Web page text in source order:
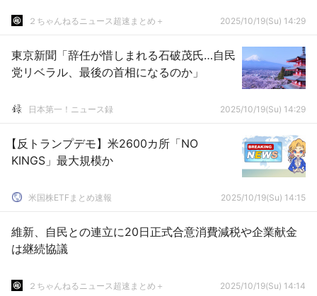
２ちゃんねるニュース超速まとめ＋ 2025/10/19(Su) 14:29
東京新聞「辞任が惜しまれる石破茂氏…自民
党リベラル、最後の首相になるのか」
日本第一！ニュース録 2025/10/19(Su) 14:29
【反トランプデモ】米2600カ所「NO
KINGS」最大規模か
米国株ETFまとめ速報 2025/10/19(Su) 14:15
維新、自民との連立に20日正式合意消費減税や企業献金
は継続協議
２ちゃんねるニュース超速まとめ＋ 2025/10/19(Su) 14:14